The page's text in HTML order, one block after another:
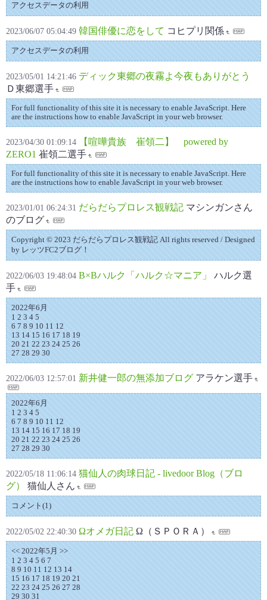
アクセスデータの利用
2023/06/07 05:04:49 韓国俳優に恋をして コヒプリ関係
アクセスデータの利用
2023/05/01 14:21:46 ディック東郷の夜霧よ今夜もありがとう
Ｄ東郷選手
For full functionality of this site it is necessary to enable JavaScript. Here
are the instructions how to enable JavaScript in your web browser.
2023/04/30 01:09:14
【喧嘩貴族 崔領二】 powered by
ZERO1 崔領二選手
For full functionality of this site it is necessary to enable JavaScript. Here
are the instructions how to enable JavaScript in your web browser.
2023/01/01 06:24:31 だらだらプロレス観戦記 マシンガンさん
のブログ
Copyright © 2023 だらだらプロレス観戦記 All rights reserved / Designed
by レッツFC2ブログ！
2022/06/03 19:48:04 B×Bハルク「ハルク☆マニア」
ハルク選
手
2022年6月
1 2 3 4 5
6 7 8 9 10 11 12
13 14 15 16 17 18 19
20 21 22 23 24 25 26
27 28 29 30
2022/06/03 12:57:01 新井健一郎の無添加ブログ アラケン選手
2022年6月
1 2 3 4 5
6 7 8 9 10 11 12
13 14 15 16 17 18 19
20 21 22 23 24 25 26
27 28 29 30
2022/05/18 11:06:14 猫仙人の肉球日記 - livedoor Blog（ブロ
グ）
猫仙人さん
コメント(1)
2022/05/02 22:40:30 Ωオメガ日記 Ω（ＳＰＯＲＡ）
<< 2022年5月 >>
1 2 3 4 5 6 7
8 9 10 11 12 13 14
15 16 17 18 19 20 21
22 23 24 25 26 27 28
29 30 31